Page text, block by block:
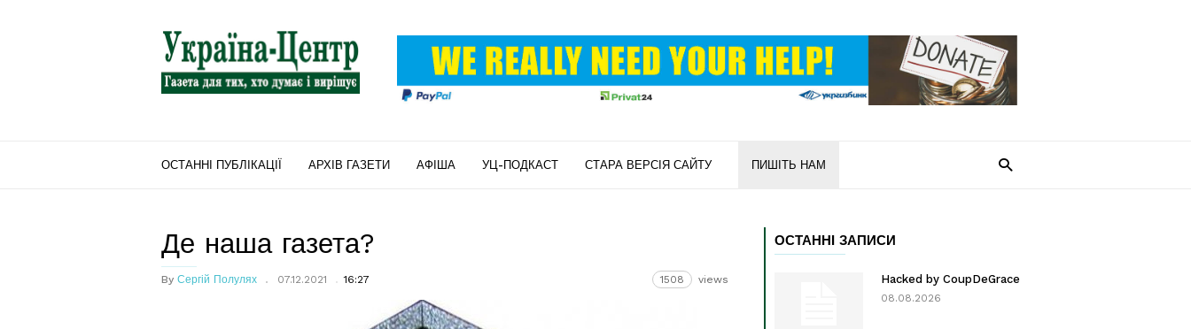
"Україна-
Центр"
ОСТАННІ ПУБЛІКАЦІЇ АРХІВ ГАЗЕТИ АФІША УЦ-ПОДКАСТ СТАРА ВЕРСІЯ САЙТУ ПИШІТЬ НАМ
Де наша газета?
By Сергій Полулях 07.12.2021 16:27 1508 views
ОСТАННІ ЗАПИСИ
Hacked by CoupDeGrace
08.08.2026